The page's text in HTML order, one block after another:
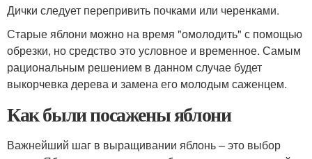
Дички следует перепривить почками или черенками.
Старые яблони можно на время "омолодить" с помощью
обрезки, но средство это условное и временное. Самым
рациональным решением в данном случае будет
выкорчевка дерева и замена его молодым саженцем.
Как были посажены яблони
Важнейший шаг в выращивании яблонь – это выбор